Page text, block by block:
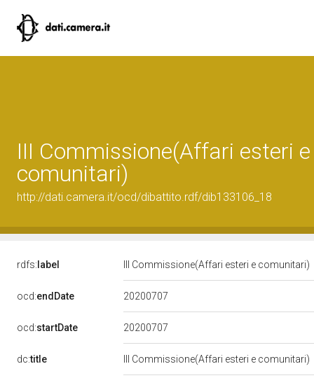
III Commissione(Affari esteri e
comunitari)
http://dati.camera.it/ocd/dibattito.rdf/dib133106_18
rdfs: label III Commissione(Affari esteri e comunitari)
ocd:endDate 20200707
ocd:startDate 20200707
dc:title III Commissione(Affari esteri e comunitari)